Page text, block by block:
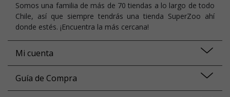
Somos una familia de más de 70 tiendas a lo largo de todo
Chile, así que siempre tendrás una tienda SuperZoo ahí
donde estés. ¡Encuentra la más cercana!
Mi cuenta
Guía de Compra